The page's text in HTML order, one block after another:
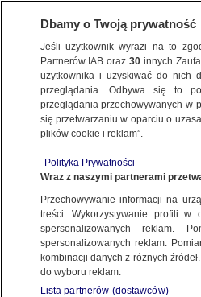
SĄD
Zderzenie
Kierowca bez
ale z promilami
ŁÓDŹ
Zmiany
Szefowa
powinni wtedy
Dbamy o Twoją prywatność
Jeśli użytkownik wyrazi na to
Partnerów IAB oraz30 innych
użytkownika i uzyskiwać do nich
przeglądania. Odbywa się to
przeglądania przechowywanych w
się przetwarzaniu w oparciu o
plików cookie i reklam”.
Polityka Prywatności
Wraz z naszymi partnerami
Przechowywanie informacji na
treści. Wykorzystywanie profili w
spersonalizowanych reklam.
spersonalizowanych reklam.
kombinacji danych z różnych
do wyboru reklam.
Lista partnerów (dostawców)